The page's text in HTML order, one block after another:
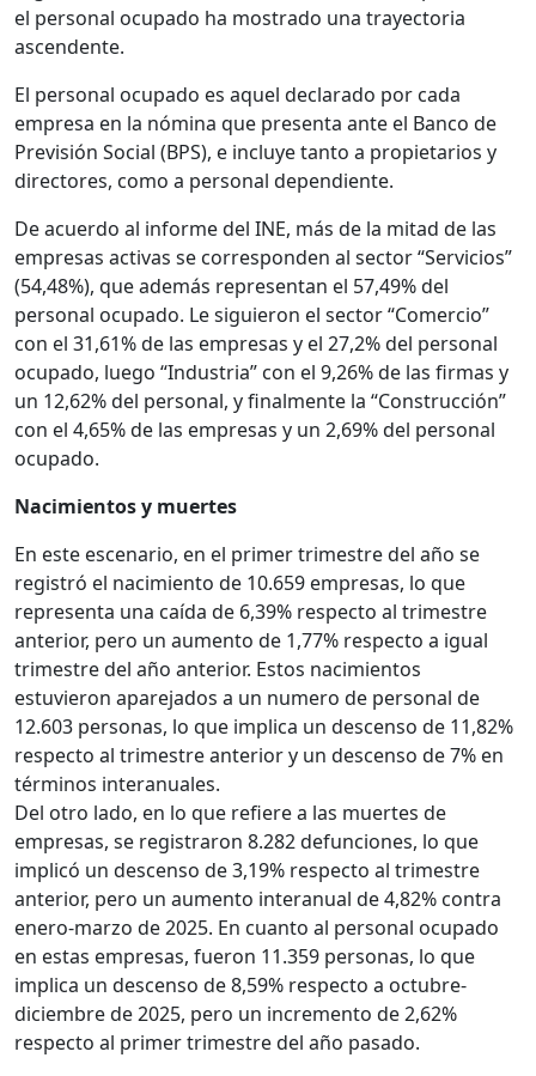
el personal ocupado ha mostrado una trayectoria
ascendente.
El personal ocupado es aquel declarado por cada
empresa en la nómina que presenta ante el Banco de
Previsión Social (BPS), e incluye tanto a propietarios y
directores, como a personal dependiente.
De acuerdo al informe del INE, más de la mitad de las
empresas activas se corresponden al sector “Servicios”
(54,48%), que además representan el 57,49% del
personal ocupado. Le siguieron el sector “Comercio”
con el 31,61% de las empresas y el 27,2% del personal
ocupado, luego “Industria” con el 9,26% de las firmas y
un 12,62% del personal, y finalmente la “Construcción”
con el 4,65% de las empresas y un 2,69% del personal
ocupado.
Nacimientos y muertes
En este escenario, en el primer trimestre del año se
registró el nacimiento de 10.659 empresas, lo que
representa una caída de 6,39% respecto al trimestre
anterior, pero un aumento de 1,77% respecto a igual
trimestre del año anterior. Estos nacimientos
estuvieron aparejados a un numero de personal de
12.603 personas, lo que implica un descenso de 11,82%
respecto al trimestre anterior y un descenso de 7% en
términos interanuales.
Del otro lado, en lo que refiere a las muertes de
empresas, se registraron 8.282 defunciones, lo que
implicó un descenso de 3,19% respecto al trimestre
anterior, pero un aumento interanual de 4,82% contra
enero-marzo de 2025. En cuanto al personal ocupado
en estas empresas, fueron 11.359 personas, lo que
implica un descenso de 8,59% respecto a octubre-
diciembre de 2025, pero un incremento de 2,62%
respecto al primer trimestre del año pasado.